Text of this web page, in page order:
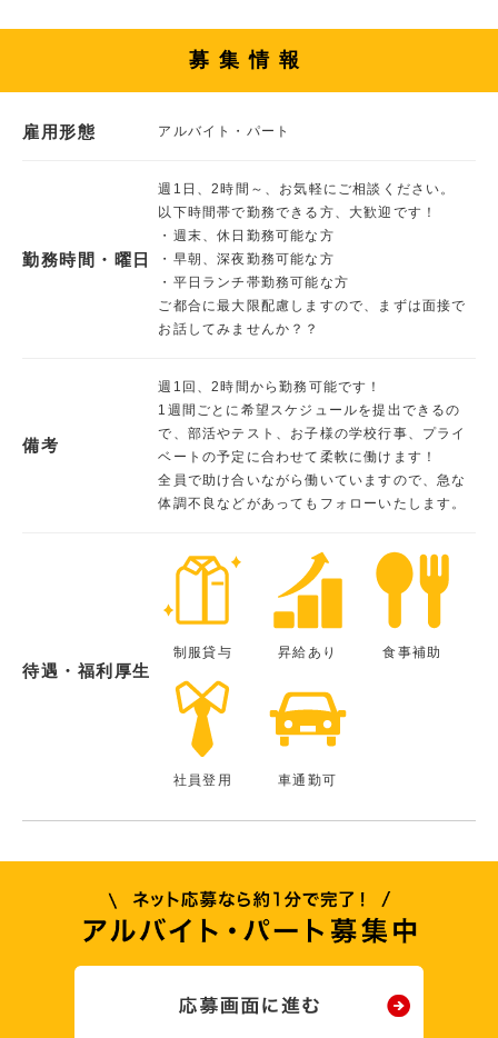
募集情報
雇用形態 アルバイト・パート
勤務時間・曜日
週1日、2時間～、お気軽にご相談ください。
以下時間帯で勤務できる方、大歓迎です！
・週末、休日勤務可能な方
・早朝、深夜勤務可能な方
・平日ランチ帯勤務可能な方
ご都合に最大限配慮しますので、まずは面接で
お話してみませんか？？
備考
週1回、2時間から勤務可能です！
1週間ごとに希望スケジュールを提出できるの
で、部活やテスト、お子様の学校行事、プライ
ベートの予定に合わせて柔軟に働けます！
全員で助け合いながら働いていますので、急な
体調不良などがあってもフォローいたします。
待遇・福利厚生
制服貸与 昇給あり 食事補助
社員登用 車通勤可